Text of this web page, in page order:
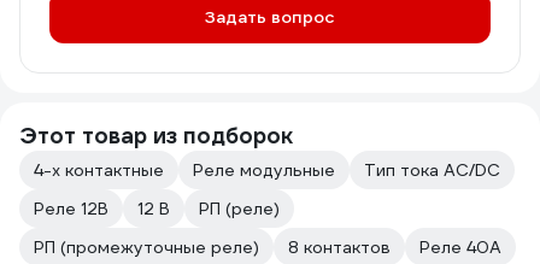
Задать вопрос
Этот товар из подборок
4-х контактные Реле модульные
Тип тока AC/DC
Реле 12В
12 В
РП (реле)
РП (промежуточные реле)
8 контактов
Реле 40А